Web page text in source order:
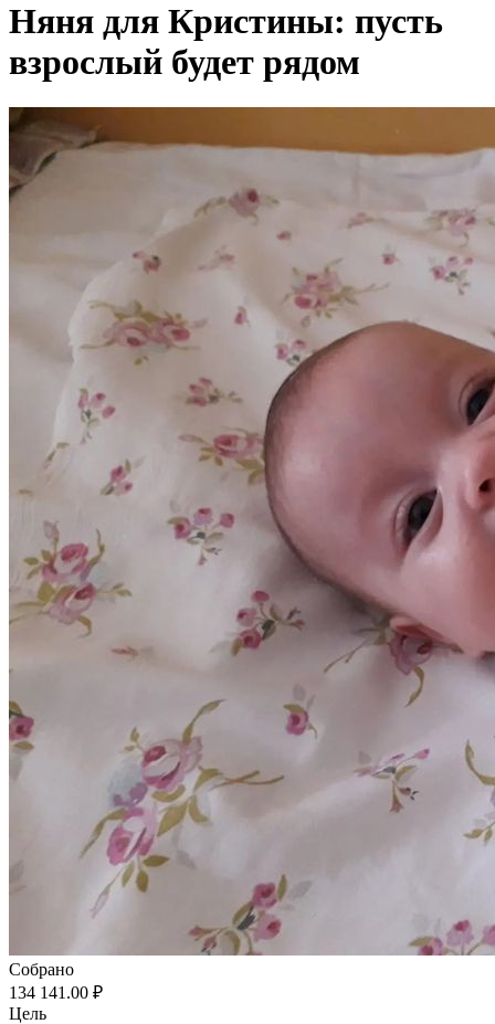
Няня для Кристины: пусть
взрослый будет рядом
Собрано
134 141.00 ₽
Цель